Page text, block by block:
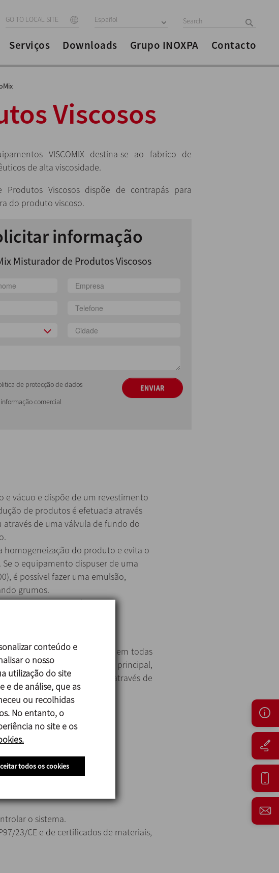
GO TO LOCAL SITE Español
Serviços Downloads Grupo INOXPA Contacto
Viscosos
VISCOMIX destina-se ao fabrico de
de alta viscosidade.
Produtos Viscosos dispõe de contrapás para
do produto viscoso.
informação
Misturador de Produtos Viscosos
de protecção de dados
comercial
ENVIAR
e vácuo e dispõe de um revestimento
de produtos é efetuada através
de uma válvula de fundo do
homogeneização do produto e evita o
o equipamento dispuser de uma
é possível fazer uma emulsão,
grumos.
no quadro elétrico.
superficial de Ra ≤ 0,5 μm em todas
de tipo clamp, e o elemento principal,
sistema de estanquicidade através de
elétrico.
o sistema.
23/CE e de certificados de materiais,
conteúdo e
o nosso
utilização do site
e de análise, que as
ou recolhidas
No entanto, o
no site e os
todos os cookies